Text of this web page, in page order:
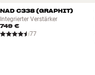
NAD C338 (GRAPHIT)
Integrierter Verstärker
749 €
77